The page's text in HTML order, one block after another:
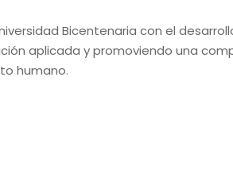
Bicentenaria con el
aplicada y promoviendo una
humano.